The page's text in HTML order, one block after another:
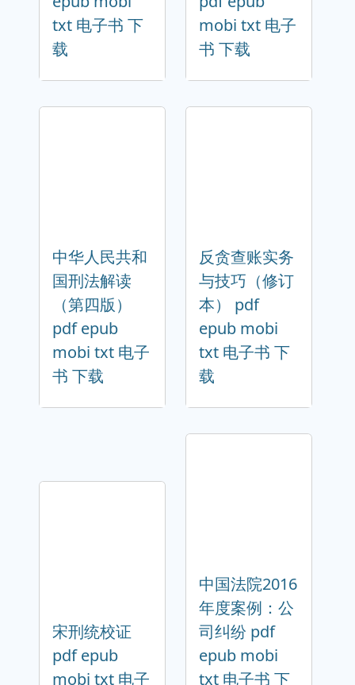
txt 电子书 下
载
mobi txt 电子
书 下载
中华人民共和
国刑法解读
（第四版）
pdf epub
mobi txt 电子
书 下载
反贪查账实务
与技巧（修订
本） pdf
epub mobi
txt 电子书 下
载
宋刑统校证
pdf epub
mobi txt 电子
中国法院2016
年度案例：公
司纠纷 pdf
epub mobi
txt 电子书 下